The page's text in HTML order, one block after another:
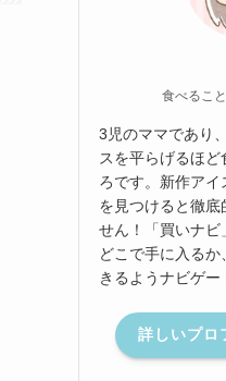
食べるこ
3児のママであり
スを平らげるほ
ろです。新作アイ
を見つけると徹底
せん！「買いナビ
どこで手に入る
きるようナビゲー
詳しいプロ